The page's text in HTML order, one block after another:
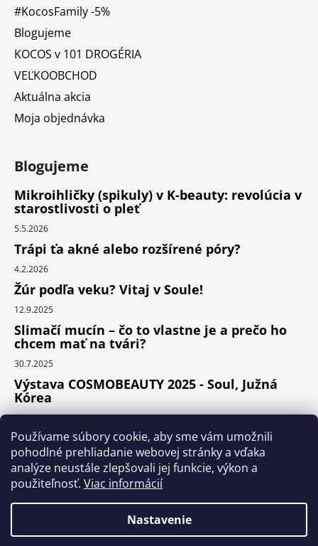
Používame súbory cookie, aby sme vám umožnili
pohodlné prehliadanie webovej stránky a vďaka
analýze neustále zlepšovali jej funkcie, výkon a
použiteľnosť. Viac informácií
Nastavenie
#KocosFamily -5%
Blogujeme
KOCOS v 101 DROGÉRIA
VEĽKOOBCHOD
Aktuálna akcia
Moja objednávka
Blogujeme
Mikroihličky (spikuly) v K-beauty: revolúcia v
starostlivosti o pleť
5.5.2026
Trápi ťa akné alebo rozšírené póry?
4.2.2026
Žúr podľa veku? Vitaj v Soule!
12.9.2025
Slimačí mucín – čo to vlastne je a prečo ho
chcem mať na tvári?
30.7.2025
Výstava COSMOBEAUTY 2025 - Soul, Južná
Kórea
11.6.2025
Instagram